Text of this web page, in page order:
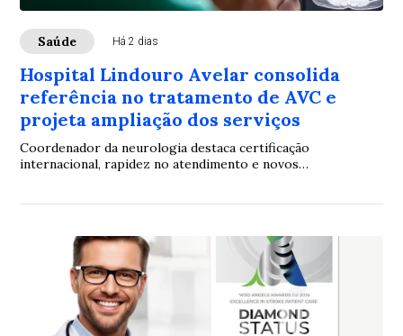
Saúde Há 2 dias
Hospital Lindouro Avelar consolida
referência no tratamento de AVC e
projeta ampliação dos serviços
Coordenador da neurologia destaca certificação
internacional, rapidez no atendimento e novos